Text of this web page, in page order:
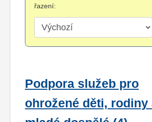
řazení:
Podpora služeb pro
ohrožené děti, rodiny